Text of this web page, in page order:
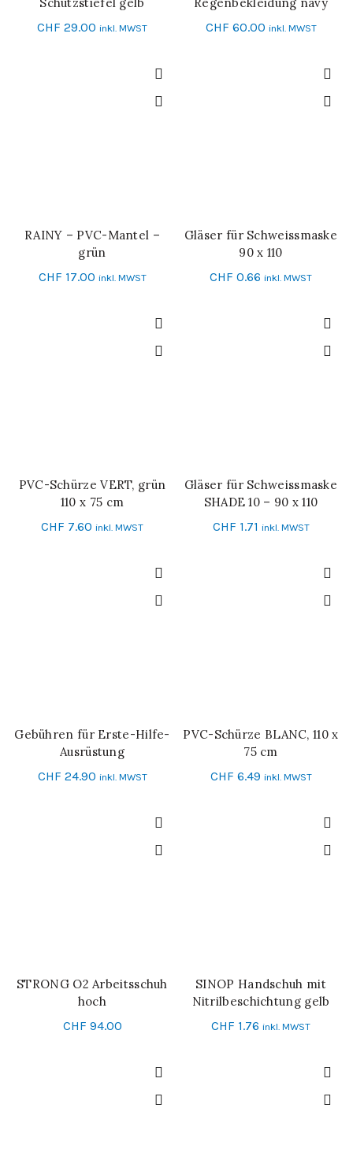
CHF 29.00 inkl. MWST
CHF 60.00 inkl. MWST
IN DEN WARENKORB
RAINY – PVC-Mantel –
grün
CHF 17.00 inkl. MWST
IN DEN WARENKORB
Gläser für Schweissmaske
90 x 110
CHF 0.66 inkl. MWST
IN DEN WARENKORB
PVC-Schürze VERT, grün
110 x 75 cm
CHF 7.60 inkl. MWST
IN DEN WARENKORB
Gläser für Schweissmaske
SHADE 10 – 90 x 110
CHF 1.71 inkl. MWST
IN DEN WARENKORB
Gebühren für Erste-Hilfe-
Ausrüstung
CHF 24.90 inkl. MWST
IN DEN WARENKORB
PVC-Schürze BLANC, 110 x
75 cm
CHF 6.49 inkl. MWST
SCHNELL-EINKAUF
STRONG O2 Arbeitsschuh
hoch
CHF 94.00
IN DEN WARENKORB
SINOP Handschuh mit
Nitrilbeschichtung gelb
Grösse 10
CHF 1.76 inkl. MWST